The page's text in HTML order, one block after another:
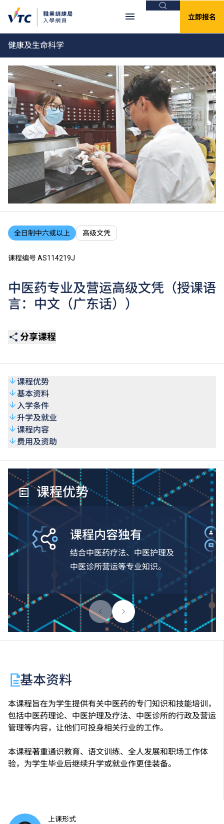
搜索
立即报名
健康及生命科学
全日制中六或以上 高级文凭
课程编号 AS114219J
中医药专业及营运高级文凭（授课语
言：中文（广东话））
分享课程
课程优势
基本资料
入学条件
升学及就业
课程内容
费用及资助
课程优势
课程内容独有
结合中医药疗法、中医护理及
中医诊所营运等专业知识。
基本资料
本课程旨在为学生提供有关中医药的专门知识和技能培训，
包括中医药理论、中医护理及疗法、中医诊所的行政及营运
管理等内容，让他们可投身相关行业的工作。
本课程著重通识教育、语文训练、全人发展和职场工作体
验，为学生毕业后继续升学或就业作更佳装备。
上课形式